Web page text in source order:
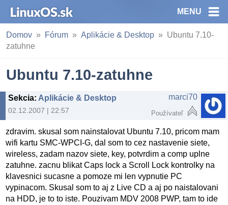
MENU
Domov Fórum Aplikácie & Desktop
Ubuntu 7.10-
zatuhne
Ubuntu 7.10-zatuhne
Sekcia: Aplikácie & Desktop
02.12.2007 | 22:57
marci70
Používateľ
zdravim. skusal som nainstalovat Ubuntu 7.10, pricom mam
wifi kartu SMC-WPCI-G, dal som to cez nastavenie siete,
wireless, zadam nazov siete, key, potvrdim a comp uplne
zatuhne. zacnu blikat Caps lock a Scroll Lock kontrolky na
klavesnici sucasne a pomoze mi len vypnutie PC
vypinacom. Skusal som to aj z Live CD a aj po naistalovani
na HDD, je to to iste. Pouzivam MDV 2008 PWP, tam to ide